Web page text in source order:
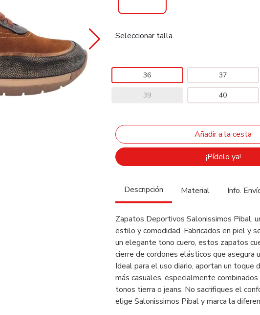
Seleccionar talla
36 37
39 40
¡Pídelo ya!
Descripción Material Info.
Zapatos Deportivos Salonissimos Pibal,
estilo y comodidad. Fabricados en piel y
un elegante tono cuero, estos zapatos
cierre de cordones elásticos que asegura
Ideal para el uso diario, aportan un toque
más casuales, especialmente combinados
tonos tierra o jeans. No sacrifiques el
elige Salonissimos Pibal y marca la